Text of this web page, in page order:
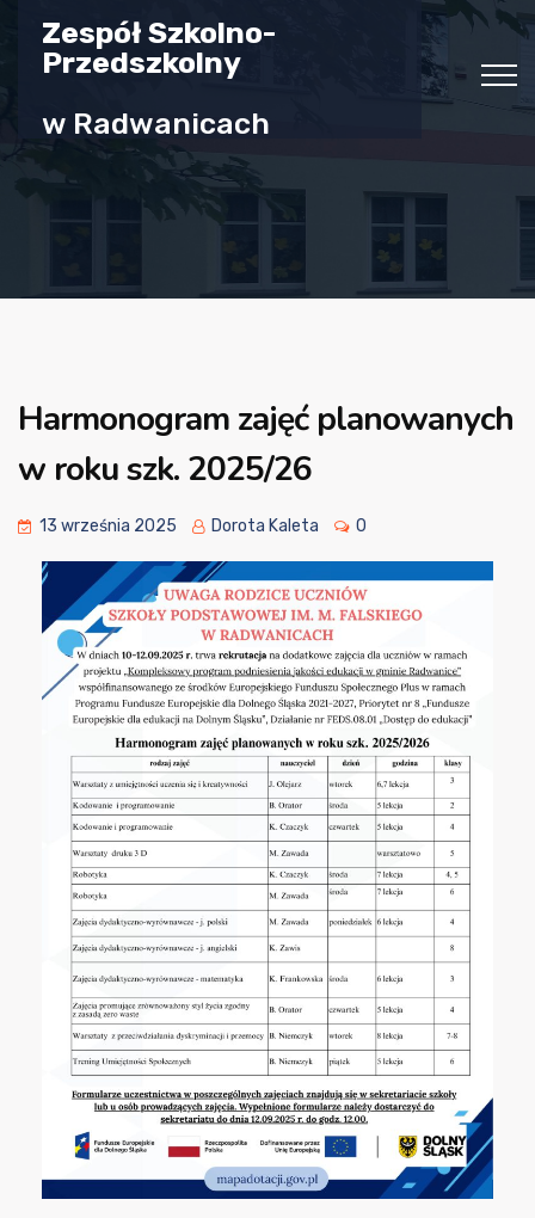
Zespół Szkolno-
Przedszkolny
w Radwanicach
Harmonogram zajęć planowanych
w roku szk. 2025/26
13 września 2025 Dorota Kaleta 0